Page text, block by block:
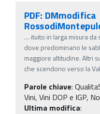
PDF: DMmodifica
… ituito in larga misura
dove predominano le
maggiore altitudine. Altri
che scendono verso la
Parole chiave:
Vini, Vini DOP e IGP,
Ultima modifica: